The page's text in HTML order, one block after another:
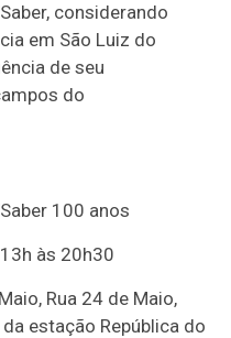
considerando
em São Luiz do
de seu
do
100 anos
às 20h30
Rua 24 de Maio,
estação República do